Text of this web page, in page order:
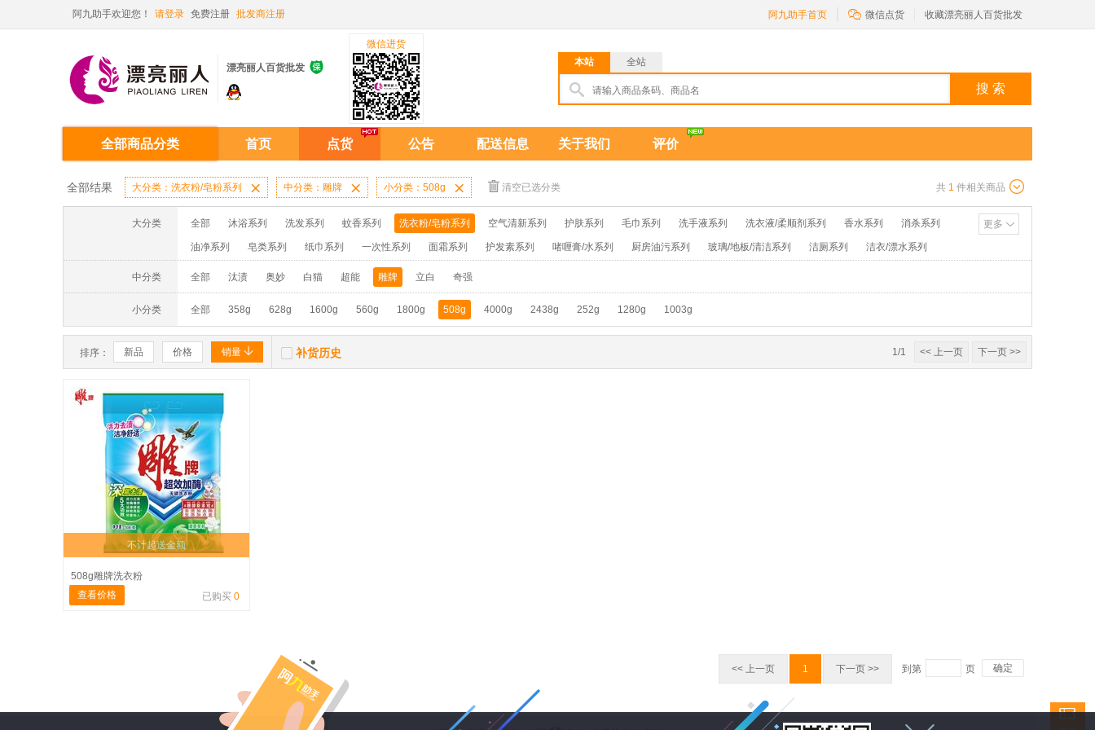
阿九助手欢迎您！ 请登录 免费注册 批发商注册 阿九助手首页  微信点货 收藏漂亮丽人百货批发
漂亮丽人百货批发 
微信进货
本站
全站
搜 索
全部商品分类 首页 点货 公告 配送信息 关于我们 评价
全部结果 大分类：洗衣粉/皂粉系列  中分类：雕牌  小分类：508g  清空已选分类 共 1 件相关商品
大分类 全部 沐浴系列 洗发系列 蚊香系列 洗衣粉/皂粉系列 空气清新系列 护肤系列 毛巾系列 洗手液系列 洗衣液/柔顺剂系列 香水系列 消杀系列
油净系列 皂类系列 纸巾系列 一次性系列 面霜系列 护发素系列 啫喱膏/水系列 厨房油污系列 玻璃/地板/清洁系列 洁厕系列 洁衣/漂水系列
消毒液系列 洗面奶系列 面膜系列 牙膏系列 牙刷系列
蚊香液/蚊香片/器系列 洗洁精系列 保健品系列 雨伞系列家用帆布洗洁巾 吉列剃须刀 拖鞋
更多
中分类 全部 汰渍 奥妙 白猫 超能 雕牌 立白 奇强
小分类 全部 358g 628g 1600g 560g 1800g 508g 4000g 2438g 252g 1280g 1003g
排序： 新品 价格 销量   补货历史 1/1 << 上一页 下一页 >>
不计起送金额
508g雕牌洗衣粉
查看价格
已购买 0
<< 上一页 1 下一页 >> 到第 页 确定
